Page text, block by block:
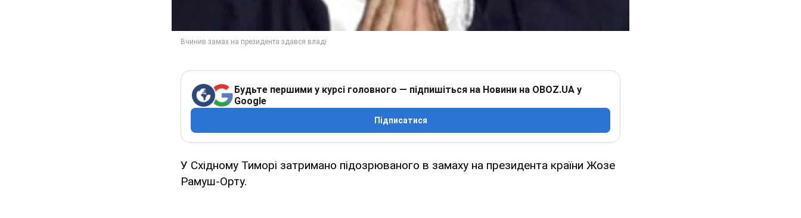
Будьте першими у курсі головного — підпишіться на Новини на OBOZ.UA у
Google
Підписатися
У Східному Тиморі затримано підозрюваного в замаху на президента країни Жозе
Рамуш-Орту.